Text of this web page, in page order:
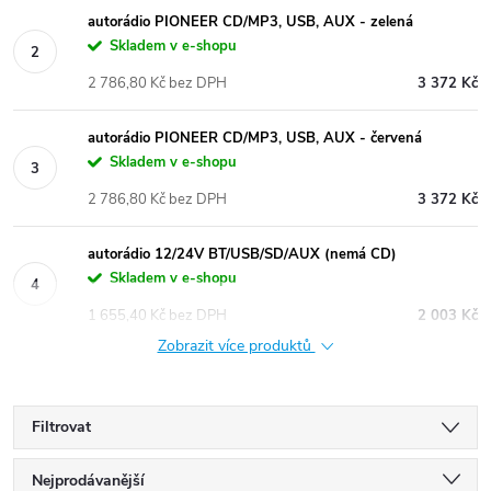
autorádio PIONEER CD/MP3, USB, AUX - zelená
Skladem v e-shopu
3 372 Kč
2 786,80 Kč bez DPH
autorádio PIONEER CD/MP3, USB, AUX - červená
Skladem v e-shopu
3 372 Kč
2 786,80 Kč bez DPH
autorádio 12/24V BT/USB/SD/AUX (nemá CD)
Skladem v e-shopu
2 003 Kč
1 655,40 Kč bez DPH
Zobrazit více produktů
Filtrovat
Nejprodávanější